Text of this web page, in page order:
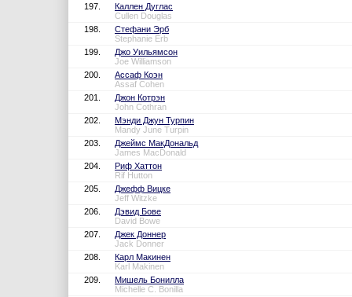
197.
Каллен Дуглас
Cullen Douglas
198.
Стефани Эрб
Stephanie Erb
199.
Джо Уильямсон
Joe Williamson
200.
Ассаф Коэн
Assaf Cohen
201.
Джон Котрэн
John Cothran
202.
Мэнди Джун Турпин
Mandy June Turpin
203.
Джеймс МакДональд
James MacDonald
204.
Риф Хаттон
Rif Hutton
205.
Джефф Вицке
Jeff Witzke
206.
Дэвид Бове
David Bowe
207.
Джек Доннер
Jack Donner
208.
Карл Макинен
Karl Makinen
209.
Мишель Бонилла
Michelle C. Bonilla